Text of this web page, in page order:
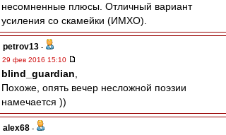
несомненные плюсы. Отличный вариант
усиления со скамейки (ИМХО).
petrov13 -
29 фев 2016 15:10
blind_guardian
Похоже, опять вечер несложной поэзии
намечается ))
alex68 -